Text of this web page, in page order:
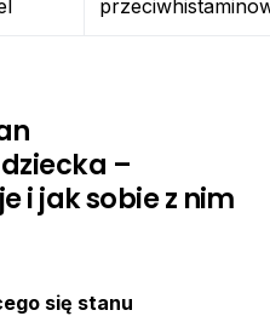
–
i jak sobie z nim
się stanu